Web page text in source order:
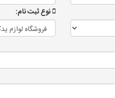
نوع ثبت نام: